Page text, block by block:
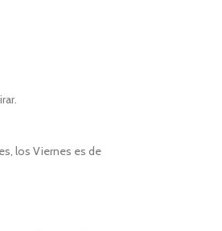
los Viernes es de